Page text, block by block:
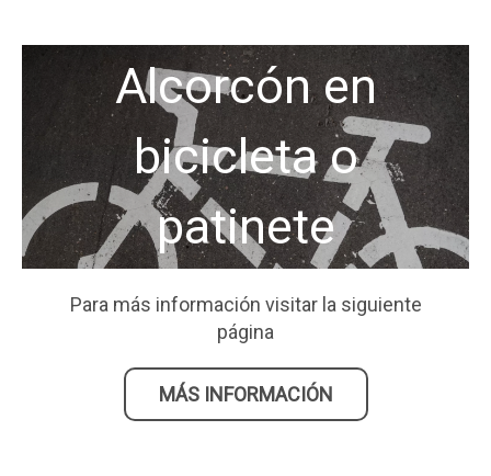
Alcorcón en
bicicleta o
patinete
Para más información visitar la siguiente
página
MÁS INFORMACIÓN